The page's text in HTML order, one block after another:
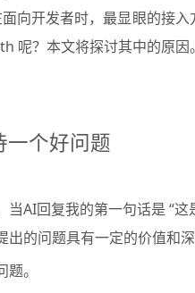
向开发者时，最显眼的接
呢？本文将探讨其中的原因。
一个好问题
AI回复我的第一句话是 “
的问题具有一定的价值和
。